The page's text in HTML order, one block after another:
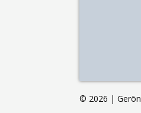
© 2026 | Gerōn